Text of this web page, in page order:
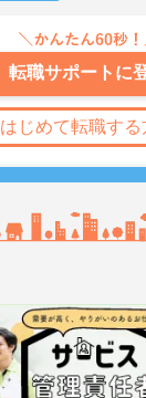
転職サポートに
はじめて転職する